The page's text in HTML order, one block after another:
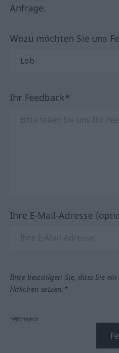
Anfrage.
Wozu möchten Sie uns
Ihr Feedback*
Ihre E-Mail-Adresse
Bitte bestätigen Sie, dass Sie
Häkchen setzen.*
*Pflichtfeld